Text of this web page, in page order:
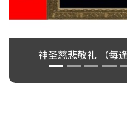
神圣慈悲敬礼 （每